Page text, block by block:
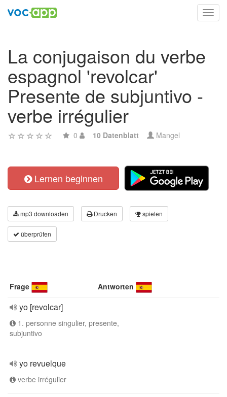
La conjugaison du verbe
espagnol 'revolcar'
Presente de subjuntivo -
verbe irrégulier
0 10 Datenblatt Mangel
Lernen beginnen
mp3 downloaden Drucken spielen
überprüfen
Frage Antworten
yo [revolcar]
1. personne singulier, presente,
subjuntivo
yo revuelque
verbe irrégulier